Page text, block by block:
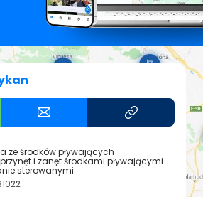
ze środków pływających
i zanęt środkami pływającymi
sterowanymi